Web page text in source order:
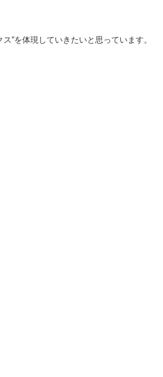
”を体現していきたいと思っています。